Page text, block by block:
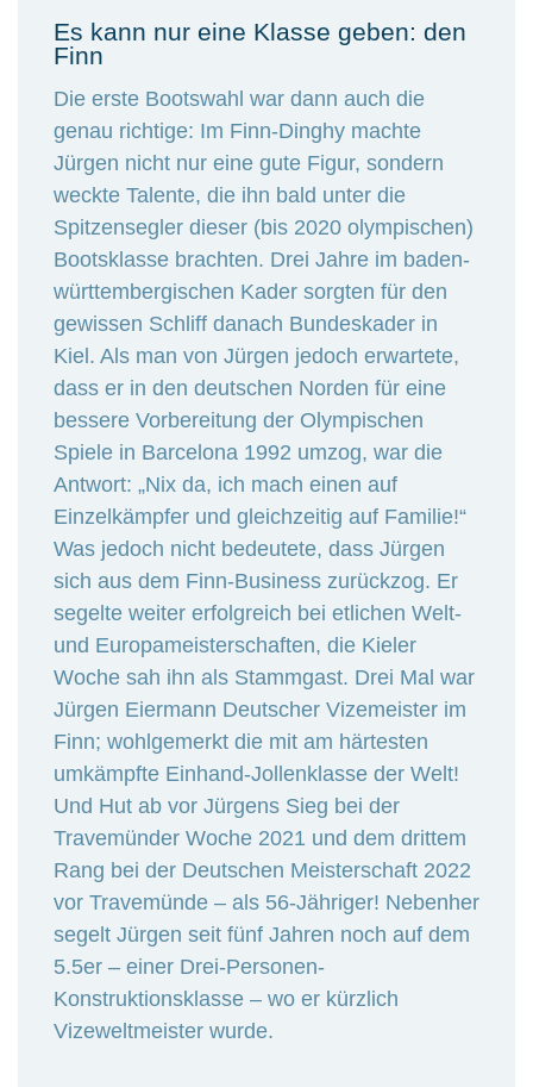
Es kann nur eine Klasse geben: den
Finn
Die erste Bootswahl war dann auch die
genau richtige: Im Finn-Dinghy machte
Jürgen nicht nur eine gute Figur, sondern
weckte Talente, die ihn bald unter die
Spitzensegler dieser (bis 2020 olympischen)
Bootsklasse brachten. Drei Jahre im baden-
württembergischen Kader sorgten für den
gewissen Schliff danach Bundeskader in
Kiel. Als man von Jürgen jedoch erwartete,
dass er in den deutschen Norden für eine
bessere Vorbereitung der Olympischen
Spiele in Barcelona 1992 umzog, war die
Antwort: „Nix da, ich mach einen auf
Einzelkämpfer und gleichzeitig auf Familie!“
Was jedoch nicht bedeutete, dass Jürgen
sich aus dem Finn-Business zurückzog. Er
segelte weiter erfolgreich bei etlichen Welt-
und Europameisterschaften, die Kieler
Woche sah ihn als Stammgast. Drei Mal war
Jürgen Eiermann Deutscher Vizemeister im
Finn; wohlgemerkt die mit am härtesten
umkämpfte Einhand-Jollenklasse der Welt!
Und Hut ab vor Jürgens Sieg bei der
Travemünder Woche 2021 und dem drittem
Rang bei der Deutschen Meisterschaft 2022
vor Travemünde – als 56-Jähriger! Nebenher
segelt Jürgen seit fünf Jahren noch auf dem
5.5er – einer Drei-Personen-
Konstruktionsklasse – wo er kürzlich
Vizeweltmeister wurde.